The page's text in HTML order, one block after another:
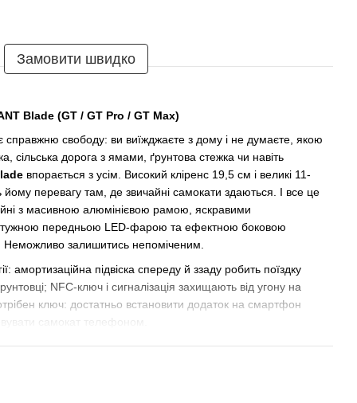
Замовити швидко
Blade (GT / GT Pro / GT Max)
справжню свободу: ви виїжджаєте з дому і не думаєте, якою
сільська дорога з ямами, ґрунтова стежка чи навіть
впорається з усім. Високий кліренс 19,5 см і великі 11-
перевагу там, де звичайні самокати здаються. І все це
з масивною алюмінієвою рамою, яскравими
передньою LED-фарою та ефектною боковою
Неможливо залишитись непоміченим.
амортизаційна підвіска спереду й ззаду робить поїздку
NFC-ключ і сигналізація захищають від угону на
ключ: достатньо встановити додаток на смартфон
самокат телефоном.